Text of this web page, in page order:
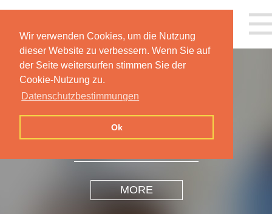
Wir verwenden Cookies, um die Nutzung
dieser Website zu verbessern. Wenn Sie auf
der Seite weitersurfen stimmen Sie der
Cookie-Nutzung zu.
Datenschutzbestimmungen
Ok
INSPIRATION
DESIGN
MORE